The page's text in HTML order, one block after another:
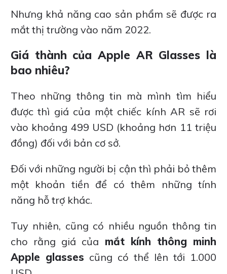
Nhưng khả năng cao sản phẩm sẽ được ra
mắt thị trường vào năm 2022.
Giá thành của Apple AR Glasses là
bao nhiêu?
Theo những thông tin mà mình tìm hiểu
được thì giá của một chiếc kính AR sẽ rơi
vào khoảng 499 USD (khoảng hơn 11 triệu
đồng) đối với bản cơ sở.
Đối với những người bị cận thì phải bỏ thêm
một khoản tiền để có thêm những tính
năng hỗ trợ khác.
Tuy nhiên, cũng có nhiều nguồn thông tin
cho rằng giá của mắt kính thông minh
Apple glasses cũng có thể lên tới 1.000